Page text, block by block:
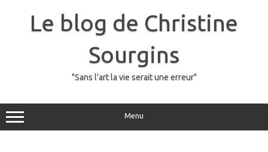
Le blog de Christine
Sourgins
"Sans l'art la vie serait une erreur"
Menu